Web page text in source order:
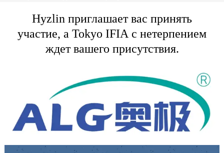
Hyzlin приглашает вас принять
участие, а Tokyo IFIA с нетерпением
ждет вашего присутствия.